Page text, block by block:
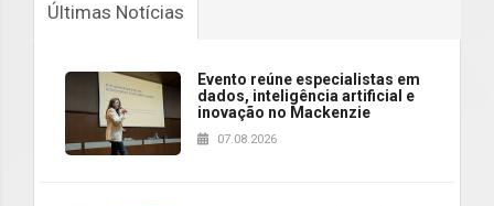
Últimas Notícias
Evento reúne especialistas em
dados, inteligência artificial e
inovação no Mackenzie
07.08.2026